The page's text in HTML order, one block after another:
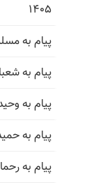
۱۴۰۵
پیام به مسلم ۳۴
پیام به شعبان ۳۲۰۰
پیام به وحید ۲۳۹۰
پیام به حمید ۸۹
پیام به رحمان ۱۵۶